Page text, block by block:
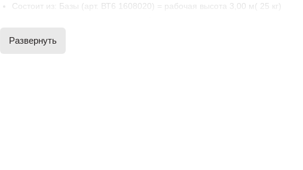
Состоит из: Базы (арт. ВТ6 1608020) = рабочая высота 3,00 м( 25 кг)
Развернуть